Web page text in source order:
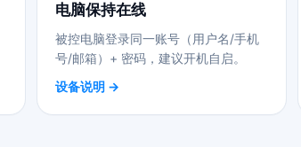
电脑保持在线
被控电脑登录同一账号（用户名/手机
号/邮箱）+ 密码，建议开机自启。
设备说明 →